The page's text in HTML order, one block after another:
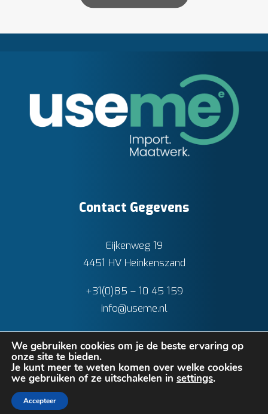
Contact Gegevens
Eijkenweg 19
4451 HV Heinkenszand
+31(0)85 – 10 45 159
info@useme.nl
Privacy verklaring
We gebruiken cookies om je de beste ervaring op
onze site te bieden.
Je kunt meer te weten komen over welke cookies
we gebruiken of ze uitschakelen in settings.
Accepteer